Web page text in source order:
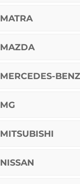
MATRA
MAZDA
MERCEDES-BENZ
MG
MITSUBISHI
NISSAN